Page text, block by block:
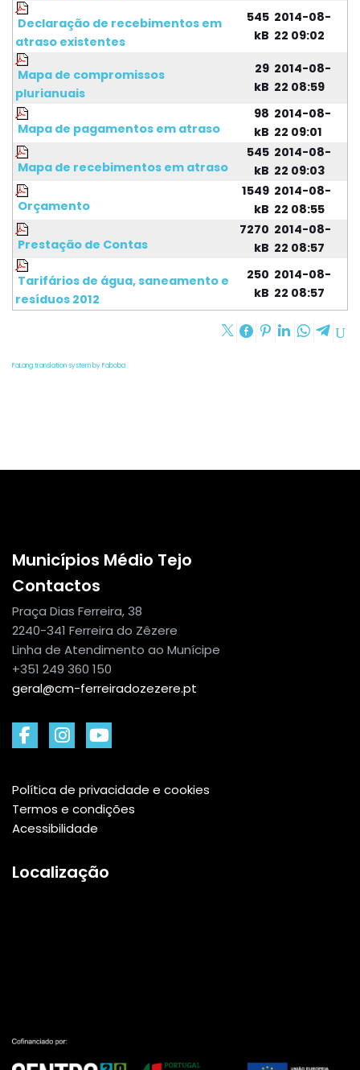
Declaração de recebimentos em
atraso existentes
545
kB
2014-08-
22 09:02
Mapa de compromissos
plurianuais
29
kB
2014-08-
22 08:59
Mapa de pagamentos em atraso
98
kB
2014-08-
22 09:01
Mapa de recebimentos em atraso
545
kB
2014-08-
22 09:03
Orçamento
1549
kB
2014-08-
22 08:55
Prestação de Contas
7270
kB
2014-08-
22 08:57
Tarifários de água, saneamento e
resíduos 2012
250
kB
2014-08-
22 08:57
FaLang translation system by Faboba
Municípios Médio Tejo
Contactos
Praça Dias Ferreira, 38
2240-341 Ferreira do Zêzere
Linha de Atendimento ao Munícipe
+351 249 360 150
geral@cm-ferreiradozezere.pt
Política de privacidade e cookies
Termos e condições
Acessibilidade
Localização